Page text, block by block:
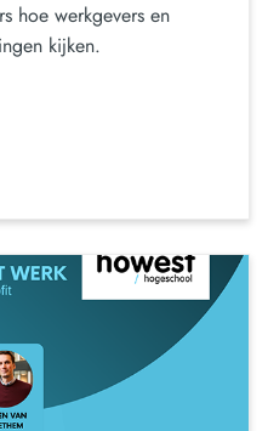
hoe werkgevers en
kijken.